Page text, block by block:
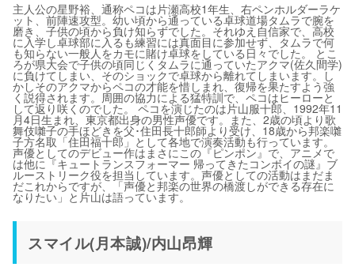
主人公の星野裕、通称ペコは片瀬高校1年生、右ペンホルダーラケ
ット、前陣速攻型。幼い頃から通っている卓球道場タムラで腕を
磨き、子供の頃から負け知らずでした。それゆえ自信家で、高校
に入学し卓球部に入るも練習には真面目に参加せず、タムラで何
も知らない一般人をカモに賭け卓球をしている日々でした。 とこ
ろが県大会で子供の頃同じくタムラに通っていたアクマ(佐久間学)
に負けてしまい、そのショックで卓球から離れてしまいます。し
かしそのアクマからペコの才能を惜しまれ、復帰を果たすよう強
く説得されます。周囲の協力による猛特訓で、ペコはヒーローと
して返り咲くのでした。 ペコを演じたのは片山服十郎、1992年11
月4日生まれ、東京都出身の男性声優です。また、2歳の頃より歌
舞伎囃子の手ほどきを父･住田長十郎師より受け、18歳から邦楽囃
子方名取「住田福十郎」として各地で演奏活動も行っています。
声優としてのデビュー作はまさにこの『ピンポン』で、アニメで
は他に『キュートランスフォーマー 帰ってきたコンボイの謎』ブ
ルーストリーク役を担当しています。声優としての活動はまだま
だこれからですが、「声優と邦楽の世界の橋渡しができる存在に
なりたい」と片山は語っています。
スマイル(月本誠)/内山昂輝